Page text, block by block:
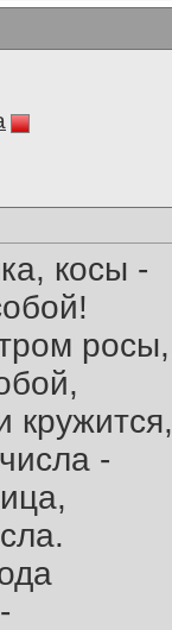
косы -
росы,
кружится,
-